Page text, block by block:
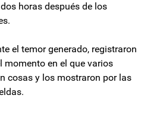
horas después de los
el temor generado, registraron
momento en el que varios
cosas y los mostraron por las